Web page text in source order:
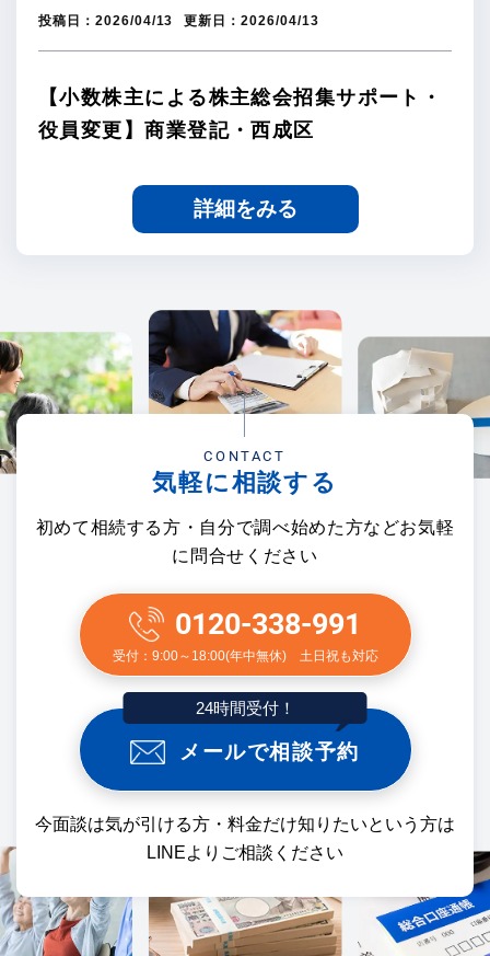
投稿日： 2026/04/13 更新日：2026/04/13
【小数株主による株主総会招集サポート・
役員変更】商業登記・西成区
詳細をみる
CONTACT
気軽に相談する
初めて相続する方・自分で調べ始めた方などお気軽
に問合せください
0120-338-991
受付：9:00～18:00(年中無休) 土日祝も対応
24時間受付！
メールで相談予約
今面談は気が引ける方・料金だけ知りたいという方は
LINEよりご相談ください